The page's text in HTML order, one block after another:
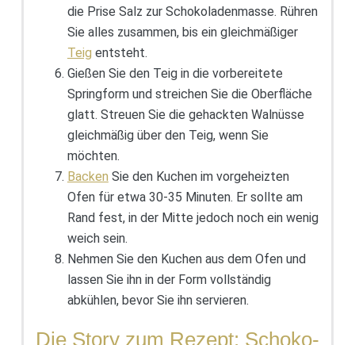
die Prise Salz zur Schokoladenmasse. Rühren
Sie alles zusammen, bis ein gleichmäßiger
Teig entsteht.
Gießen Sie den Teig in die vorbereitete
Springform und streichen Sie die Oberfläche
glatt. Streuen Sie die gehackten Walnüsse
gleichmäßig über den Teig, wenn Sie
möchten.
Backen Sie den Kuchen im vorgeheizten
Ofen für etwa 30-35 Minuten. Er sollte am
Rand fest, in der Mitte jedoch noch ein wenig
weich sein.
Nehmen Sie den Kuchen aus dem Ofen und
lassen Sie ihn in der Form vollständig
abkühlen, bevor Sie ihn servieren.
Die Story zum Rezept: Schoko-